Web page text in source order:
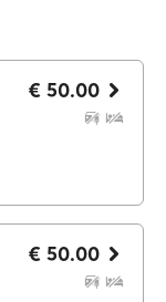
€ 50.00
€ 50.00